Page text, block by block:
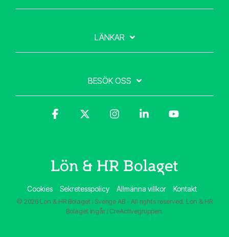
LÄNKAR
BESÖK OSS
Cookies Sekretesspolicy Allmänna villkor Kontakt
© 2026 Lön & HR Bolaget i Sverige AB - All rights reserved. Lön & HR
Bolaget ingår i CreActivegruppen.
Facebook Instagram Linkedin